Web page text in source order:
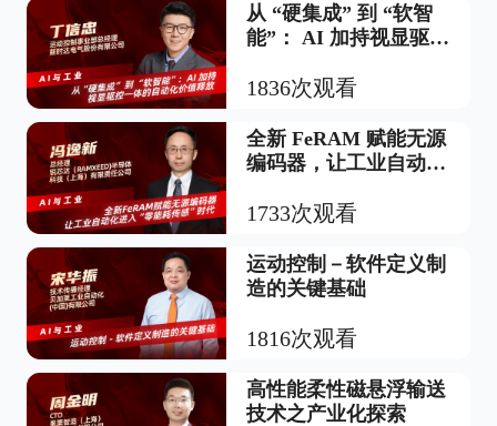
从 “硬集成” 到 “软智
能”： AI 加持视显驱控
1836次观看
全新 FeRAM 赋能无源
编码器，让工业自动化
代
1733次观看
运动控制－软件定义制
造的关键基础
1816次观看
高性能柔性磁悬浮输送
技术之产业化探索